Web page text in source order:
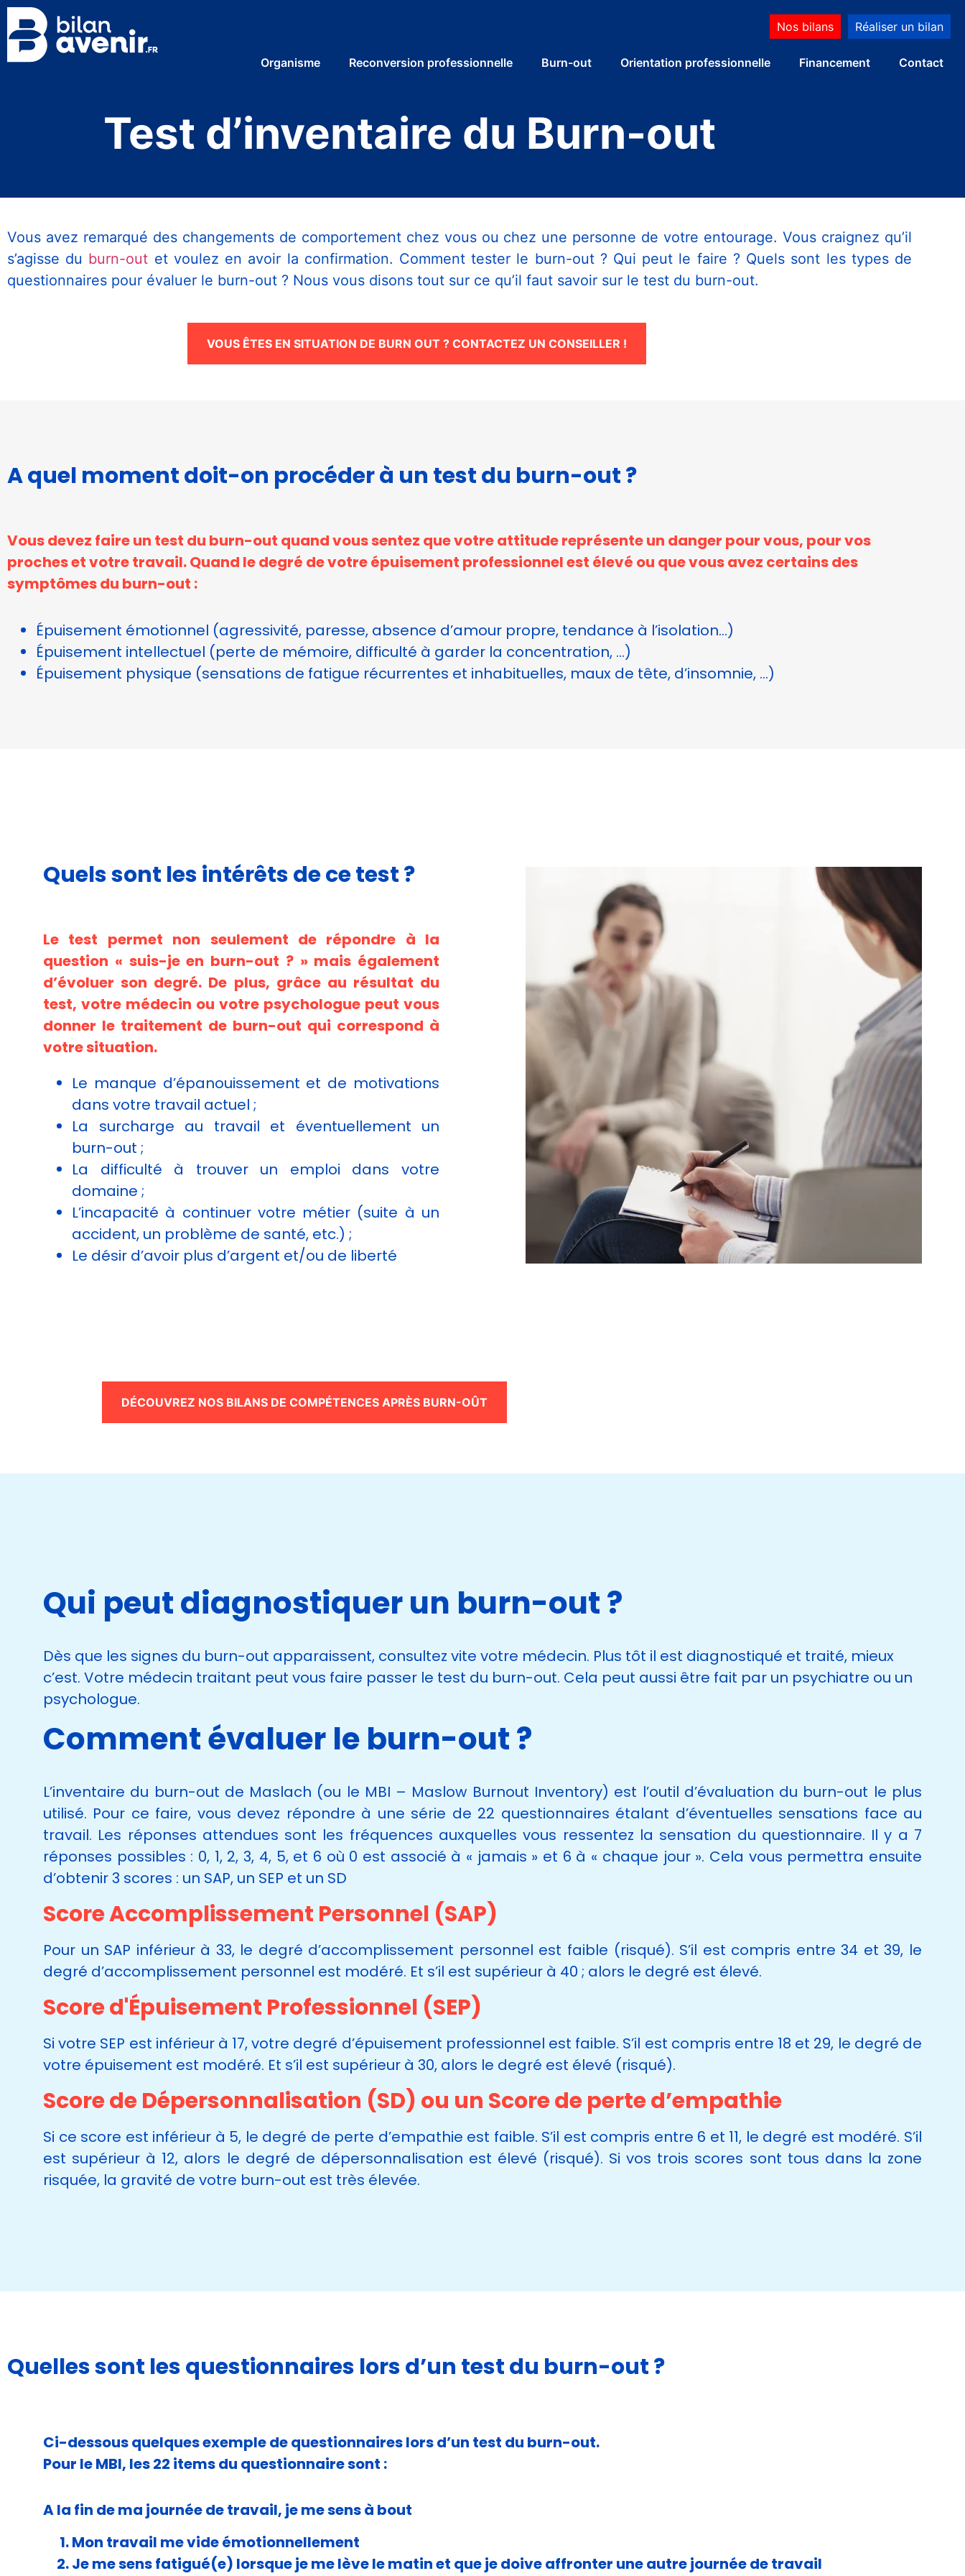
Nos bilans Réaliser un bilan
Organisme Reconversion professionnelle Burn-out Orientation professionnelle Financement Contact
Test d’inventaire du Burn-out
Vous avez remarqué des changements de comportement chez vous ou chez une personne de votre entourage. Vous craignez qu’il
s’agisse du burn-out et voulez en avoir la confirmation. Comment tester le burn-out ? Qui peut le faire ? Quels sont les types de
questionnaires pour évaluer le burn-out ? Nous vous disons tout sur ce qu’il faut savoir sur le test du burn-out.
VOUS ÊTES EN SITUATION DE BURN OUT ? CONTACTEZ UN CONSEILLER !
A quel moment doit-on procéder à un test du burn-out ?
Vous devez faire un test du burn-out quand vous sentez que votre attitude représente un danger pour vous, pour vos
proches et votre travail. Quand le degré de votre épuisement professionnel est élevé ou que vous avez certains des
symptômes du burn-out :
Épuisement émotionnel (agressivité, paresse, absence d’amour propre, tendance à l’isolation…)
Épuisement intellectuel (perte de mémoire, difficulté à garder la concentration, …)
Épuisement physique (sensations de fatigue récurrentes et inhabituelles, maux de tête, d’insomnie, …)
Quels sont les intérêts de ce test ?
Le test permet non seulement de répondre à la
question « suis-je en burn-out ? » mais également
d’évoluer son degré. De plus, grâce au résultat du
test, votre médecin ou votre psychologue peut vous
donner le traitement de burn-out qui correspond à
votre situation.
Le manque d’épanouissement et de motivations
dans votre travail actuel ;
La surcharge au travail et éventuellement un
burn-out ;
La difficulté à trouver un emploi dans votre
domaine ;
L’incapacité à continuer votre métier (suite à un
accident, un problème de santé, etc.) ;
Le désir d’avoir plus d’argent et/ou de liberté
DÉCOUVREZ NOS BILANS DE COMPÉTENCES APRÈS BURN-OÛT
Qui peut diagnostiquer un burn-out ?
Dès que les signes du burn-out apparaissent, consultez vite votre médecin. Plus tôt il est diagnostiqué et traité, mieux
c’est. Votre médecin traitant peut vous faire passer le test du burn-out. Cela peut aussi être fait par un psychiatre ou un
psychologue.
Comment évaluer le burn-out ?
L’inventaire du burn-out de Maslach (ou le MBI – Maslow Burnout Inventory) est l’outil d’évaluation du burn-out le plus
utilisé. Pour ce faire, vous devez répondre à une série de 22 questionnaires étalant d’éventuelles sensations face au
travail. Les réponses attendues sont les fréquences auxquelles vous ressentez la sensation du questionnaire. Il y a 7
réponses possibles : 0, 1, 2, 3, 4, 5, et 6 où 0 est associé à « jamais » et 6 à « chaque jour ». Cela vous permettra ensuite
d’obtenir 3 scores : un SAP, un SEP et un SD
Score Accomplissement Personnel (SAP)
Pour un SAP inférieur à 33, le degré d’accomplissement personnel est faible (risqué). S’il est compris entre 34 et 39, le
degré d’accomplissement personnel est modéré. Et s’il est supérieur à 40 ; alors le degré est élevé.
Score d'Épuisement Professionnel (SEP)
Si votre SEP est inférieur à 17, votre degré d’épuisement professionnel est faible. S’il est compris entre 18 et 29, le degré de
votre épuisement est modéré. Et s’il est supérieur à 30, alors le degré est élevé (risqué).
Score de Dépersonnalisation (SD) ou un Score de perte d’empathie
Si ce score est inférieur à 5, le degré de perte d’empathie est faible. S’il est compris entre 6 et 11, le degré est modéré. S’il
est supérieur à 12, alors le degré de dépersonnalisation est élevé (risqué). Si vos trois scores sont tous dans la zone
risquée, la gravité de votre burn-out est très élevée.
Quelles sont les questionnaires lors d’un test du burn-out ?
Ci-dessous quelques exemple de questionnaires lors d’un test du burn-out.
Pour le MBI, les 22 items du questionnaire sont :
A la fin de ma journée de travail, je me sens à bout
Mon travail me vide émotionnellement
Je me sens fatigué(e) lorsque je me lève le matin et que je doive affronter une autre journée de travail
Nécessaire
sont
nécessaires au
fonctionnement
du site Web.
Statistiques
Afin que nous
puissions
améliorer la
site Web
de votre
visite. Si vous
refusez ces
cookies,
certaines
fonctionnalités
disparaîtront
du site Web.
Marketing
En partageant
votre intérêt et
comportement
lorsque vous
visitez notre
augmentez les
chances de
contenu et
des offres